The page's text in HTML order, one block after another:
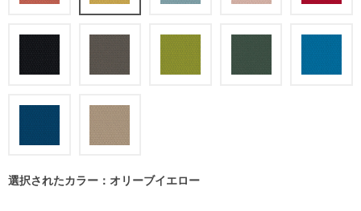
選択されたカラー：オリーブイエロー